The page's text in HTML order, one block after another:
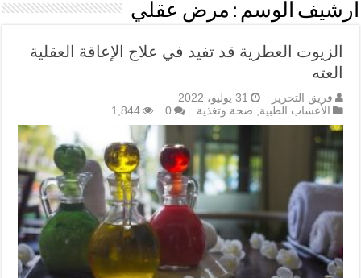
أرشيف الوسم : مرض عقلي
الزيوت العطرية قد تفيد في علاج الإعاقة العقلية
العته
فريق التحرير
31 يوليو، 2022
الأعشاب الطبية, صحة وتغذية 0
1,844